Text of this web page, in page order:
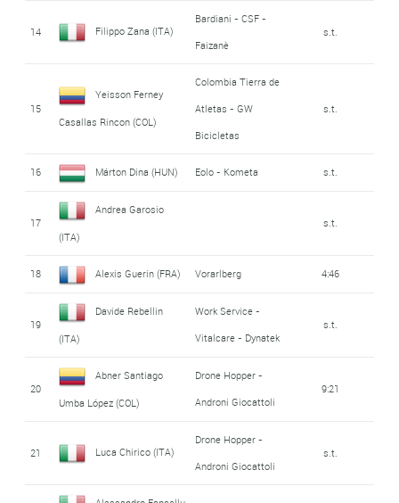
14 Filippo Zana (ITA)
Bardiani - CSF -
Faizanè
s.t.
15
Yeisson Ferney
Casallas Rincon (COL)
Colombia Tierra de
Atletas - GW
Bicicletas
s.t.
16 Márton Dina (HUN) Eolo - Kometa s.t.
17
Andrea Garosio
(ITA)
s.t.
18 Alexis Guerin (FRA) Vorarlberg 4:46
19
Davide Rebellin
(ITA)
Work Service -
Vitalcare - Dynatek
s.t.
20
Abner Santiago
Umba López (COL)
Drone Hopper -
Androni Giocattoli
9:21
21 Luca Chirico (ITA)
Drone Hopper -
Androni Giocattoli
s.t.